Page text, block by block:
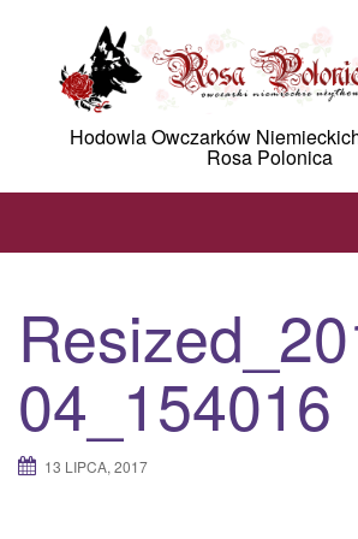
Hodowla Owczarków
Rosa Polonica
04_154016
13 LIPCA, 2017